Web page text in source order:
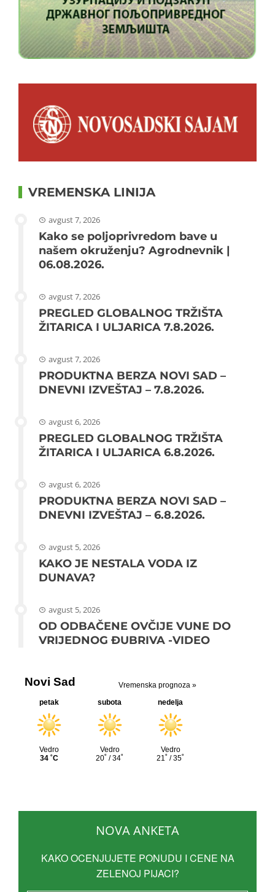
VREMENSKA LINIJA
avgust 7, 2026
Kako se poljoprivredom bave u
našem okruženju? Agrodnevnik |
06.08.2026.
avgust 7, 2026
PREGLED GLOBALNOG TRŽIŠTA
ŽITARICA I ULJARICA 7.8.2026.
avgust 7, 2026
PRODUKTNA BERZA NOVI SAD –
DNEVNI IZVEŠTAJ – 7.8.2026.
avgust 6, 2026
PREGLED GLOBALNOG TRŽIŠTA
ŽITARICA I ULJARICA 6.8.2026.
avgust 6, 2026
PRODUKTNA BERZA NOVI SAD –
DNEVNI IZVEŠTAJ – 6.8.2026.
avgust 5, 2026
KAKO JE NESTALA VODA IZ
DUNAVA?
avgust 5, 2026
OD ODBAČENE OVČIJE VUNE DO
VRIJEDNOG ĐUBRIVA -VIDEO
NOVA ANKETA
KAKO OCENJUJETE PONUDU I CENE NA
ZELENOJ PIJACI?